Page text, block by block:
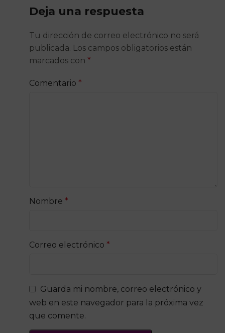
Deja una respuesta
Tu dirección de correo electrónico no será
publicada. Los campos obligatorios están
marcados con *
Comentario *
Nombre *
Correo electrónico *
Guarda mi nombre, correo electrónico y
web en este navegador para la próxima vez
que comente.